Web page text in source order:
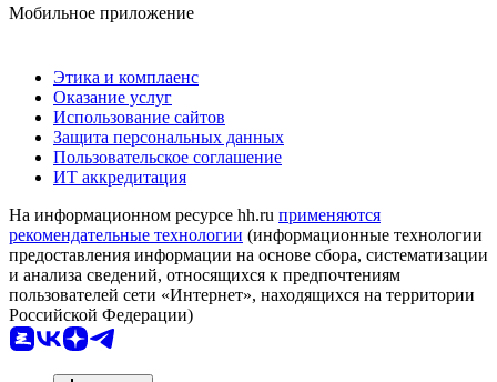
Мобильное приложение
Этика и комплаенс
Оказание услуг
Использование сайтов
Защита персональных данных
Пользовательское соглашение
ИТ аккредитация
На информационном ресурсе hh.ru применяются
рекомендательные технологии (информационные технологии
предоставления информации на основе сбора, систематизации
и анализа сведений, относящихся к предпочтениям
пользователей сети «Интернет», находящихся на территории
Российской Федерации)